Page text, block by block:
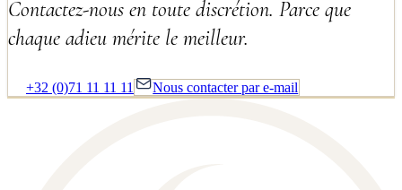
Contactez-nous en toute discrétion. Parce que
chaque adieu mérite le meilleur.
+32 (0)71 11 11 11 Nous contacter par e-mail